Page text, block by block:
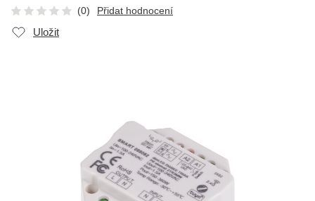
(0) Přidat hodnocení
Uložit